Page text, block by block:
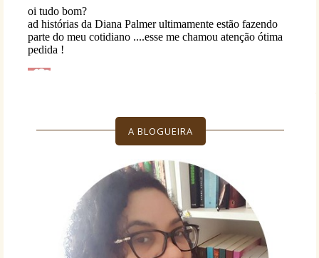
A BLOGUEIRA